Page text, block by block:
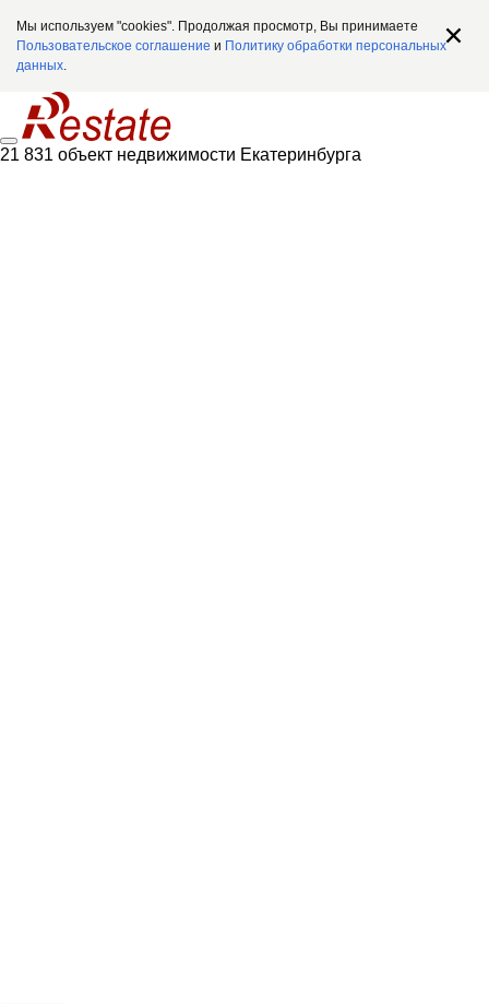
Мы используем "cookies". Продолжая просмотр, Вы принимаете
Пользовательское соглашение и Политику обработки персональных
данных.
21 831 объект недвижимости Екатеринбурга